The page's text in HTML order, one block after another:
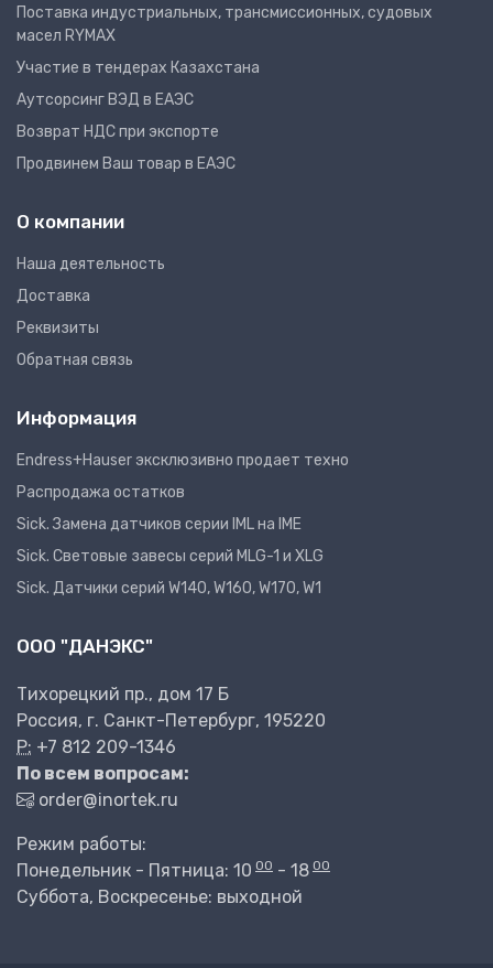
Поставка индустриальных, трансмиссионных, судовых
масел RYMAX
Участие в тендерах Казахстана
Аутсорсинг ВЭД в ЕАЭС
Возврат НДС при экспорте
Продвинем Ваш товар в ЕАЭС
О компании
Наша деятельность
Доставка
Реквизиты
Обратная связь
Информация
Endress+Hauser эксклюзивно продает техно
Распродажа остатков
Sick. Замена датчиков серии IML на IME
Sick. Световые завесы серий MLG-1 и XLG
Sick. Датчики серий W140, W160, W170, W1
ООО "ДАНЭКС"
Тихорецкий пр., дом 17 Б
Россия, г. Санкт-Петербург, 195220
P: +7 812 209-1346
По всем вопросам:
order@inortek.ru
Режим работы:
Понедельник - Пятница: 10 00 - 18 00
Суббота, Воскресенье: выходной